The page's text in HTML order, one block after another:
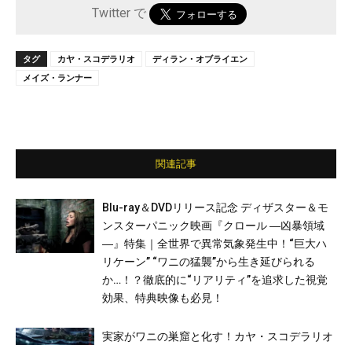
Twitter で
タグ カヤ・スコデラリオ
ディラン・オブライエン
メイズ・ランナー
関連記事
Blu-ray＆DVDリリース記念 ディザスター＆モ
ンスターパニック映画『クロール ―凶暴領域
―』特集｜全世界で異常気象発生中！“巨大ハ
リケーン” “ワニの猛襲”から生き延びられる
か…！？徹底的に“リアリティ”を追求した視覚
効果、特典映像も必見！
実家がワニの巣窟と化す！カヤ・スコデラリオ